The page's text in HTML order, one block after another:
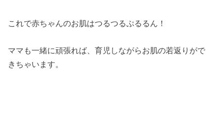
これで赤ちゃんのお肌はつるつるぷるるん！
ママも一緒に頑張れば、育児しながらお肌の若返りがで
きちゃいます。